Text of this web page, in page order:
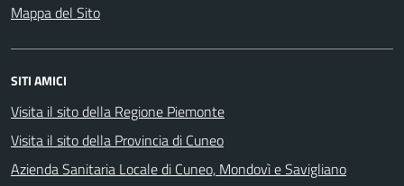
Mappa del Sito
SITI AMICI
Visita il sito della Regione Piemonte
Visita il sito della Provincia di Cuneo
Azienda Sanitaria Locale di Cuneo, Mondovì e Savigliano